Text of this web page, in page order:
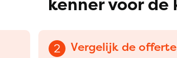
2 Vergelijk de